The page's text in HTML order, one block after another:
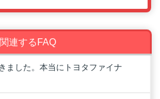
関連するFAQ
ました。本当にトヨタファイナ